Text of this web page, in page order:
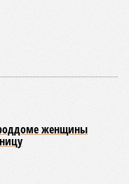
женщины